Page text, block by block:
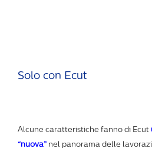
Solo con Ecut
Alcune caratteristiche fanno di Ecut
“nuova” nel panorama delle